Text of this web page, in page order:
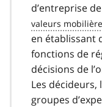
d’entreprise
en établissant
fonctions de
décisions de
Les
groupes